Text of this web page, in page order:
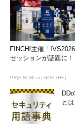
FINCHI主催「
セッションが話題に！
PR(FINCHI on GOETHE)
とは